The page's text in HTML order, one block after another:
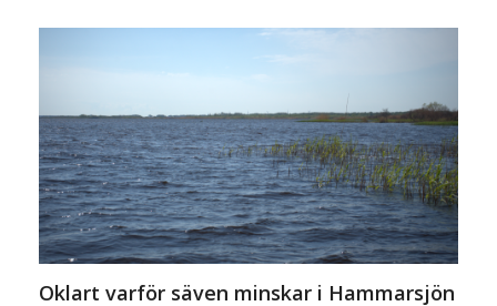
Oklart varför säven minskar i Hammarsjön